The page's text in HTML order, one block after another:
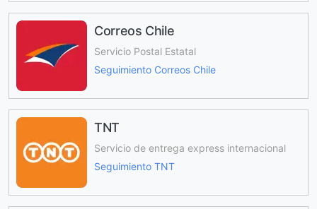
Correos Chile
Servicio Postal Estatal
Seguimiento Correos Chile
TNT
Servicio de entrega express internacional
Seguimiento TNT